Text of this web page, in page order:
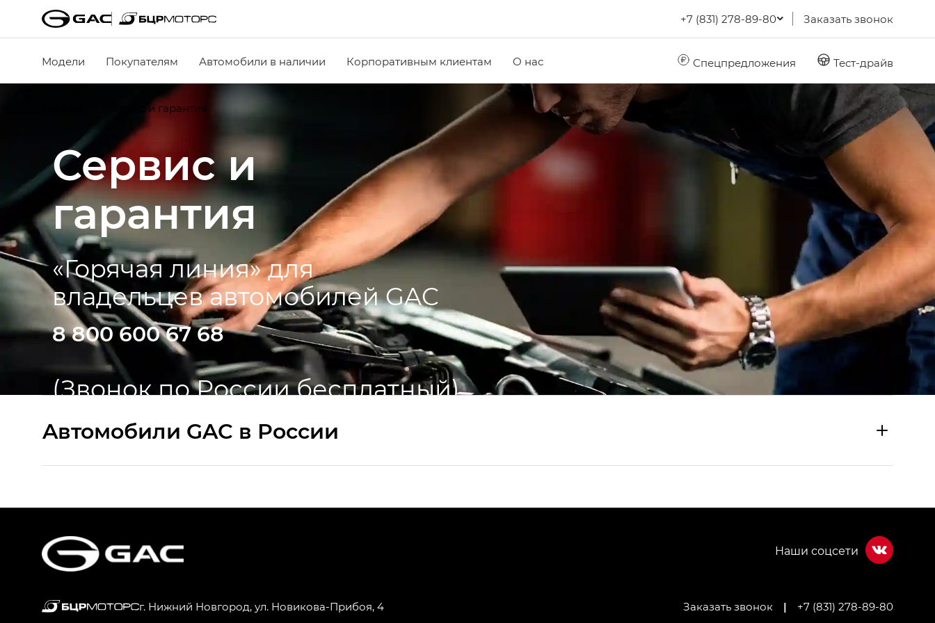
+7 (831) 278-89-80 Заказать звонок
Модели Покупателям Автомобили в наличии Корпоративным клиентам О нас Спецпредложения Тест-драйв
Сервис и гарантия
Сервис и
гарантия
«Горячая линия» для
владельцев автомобилей GAC
8 800 600 67 68
(Звонок по России бесплатный)
Aвтомобили GAC в России
HYPTEC HT — Хайптек Эйч Ти (HYPTEC HT) в комплектации Экс ПРЕМИУМ — EX PREMIUM
г. Нижний Новгород, ул. Новикова-Прибоя, 4 Заказать звонок | +7 (831) 278-89-80